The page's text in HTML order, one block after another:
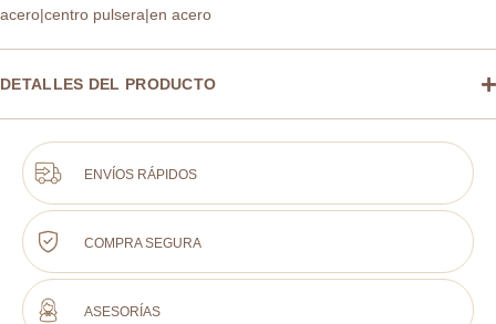
acero|centro pulsera|en acero
DETALLES DEL PRODUCTO
ENVÍOS RÁPIDOS
COMPRA SEGURA
ASESORÍAS